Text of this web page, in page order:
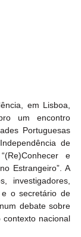
em Lisboa,
um encontro
Portuguesas
de
e
Estrangeiro”. A
investigadores,
e o secretário de
debate sobre
nacional